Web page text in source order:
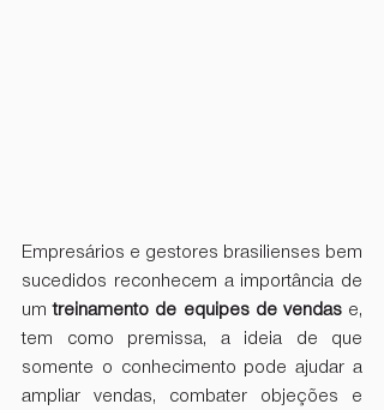
Empresários e gestores brasilienses bem
sucedidos reconhecem a importância de
um treinamento de equipes de vendas e,
tem como premissa, a ideia de que
somente o conhecimento pode ajudar a
ampliar vendas, combater objeções e